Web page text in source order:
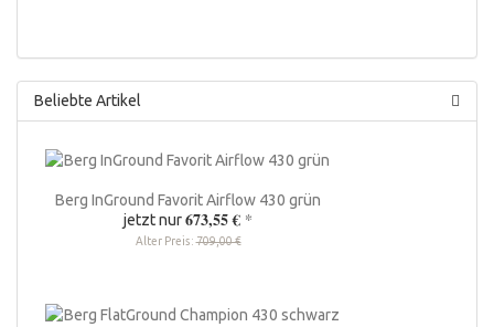
Beliebte Artikel
Berg InGround Favorit Airflow 430 grün
jetzt nur673,55 € *
Alter Preis:709,00 €